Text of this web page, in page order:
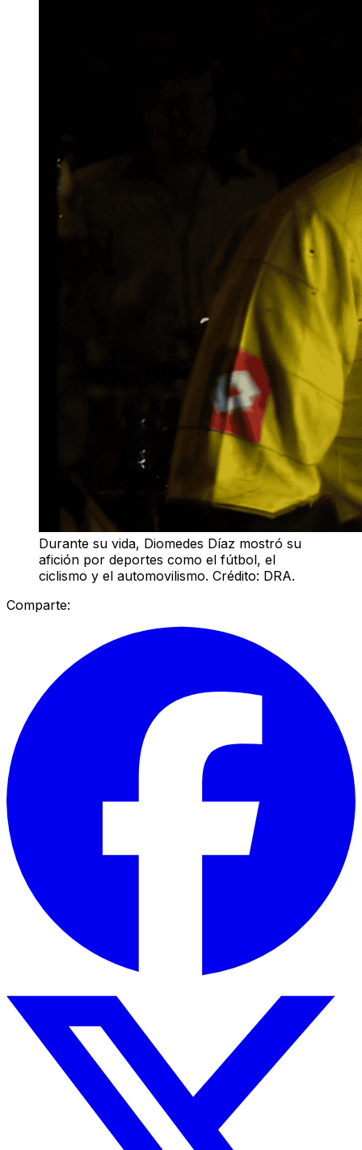
Durante su vida, Diomedes Díaz mostró su
afición por deportes como el fútbol, el
ciclismo y el automovilismo. Crédito: DRA.
Comparte: